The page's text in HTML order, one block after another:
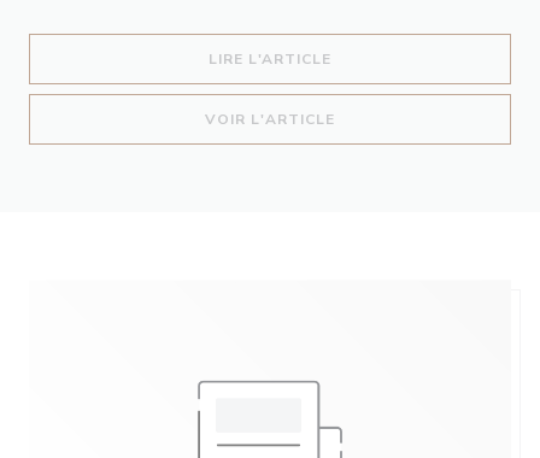
LIRE L'ARTICLE
VOIR L'ARTICLE((OUVRE UNE NOUVELLE